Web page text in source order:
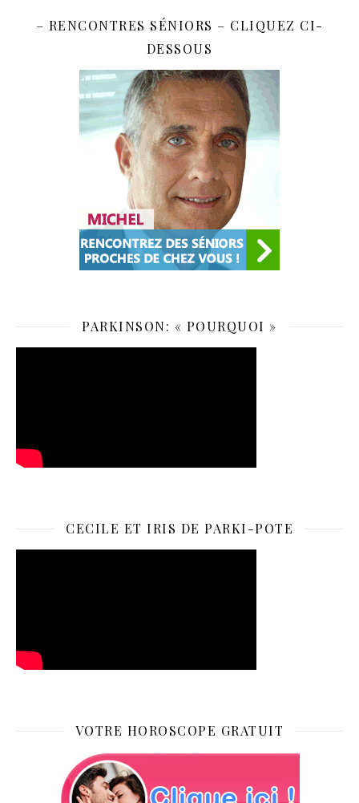
– RENCONTRES SÉNIORS – CLIQUEZ CI-
DESSOUS
PARKINSON: « POURQUOI »
CECILE ET IRIS DE PARKI-POTE
VOTRE HOROSCOPE GRATUIT